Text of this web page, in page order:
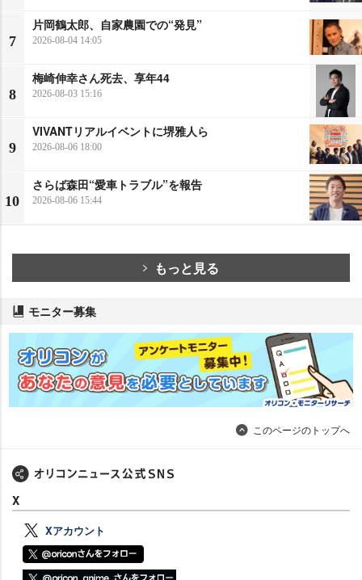
7
片岡鶴太郎、自家農園での“発見”
2026-08-04 14:05
8
梅崎伸幸さん死去、享年44
2026-08-03 15:16
9
VIVANTリアルイベントに堺雅人ら
2026-08-06 18:00
10
さらば森田“愛車トラブル”を報告
2026-08-06 15:44
もっと見る
モニター募集
このページのトップへ
X
Xアカウント